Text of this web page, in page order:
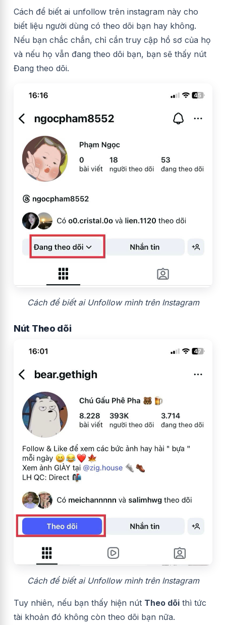
Cách để biết ai unfollow trên instagram này cho
biết liệu người dùng có theo dõi bạn hay không.
Nếu bạn chắc chắn, chỉ cần truy cập hồ sơ của họ
và nếu họ vẫn đang theo dõi bạn, bạn sẽ thấy nút
Đang theo dõi.
Cách để biết ai Unfollow mình trên Instagram
Nút Theo dõi
Cách để biết ai Unfollow mình trên Instagram
Tuy nhiên, nếu bạn thấy hiện nút Theo dõi thì tức
tài khoản đó không còn theo dõi bạn nữa.